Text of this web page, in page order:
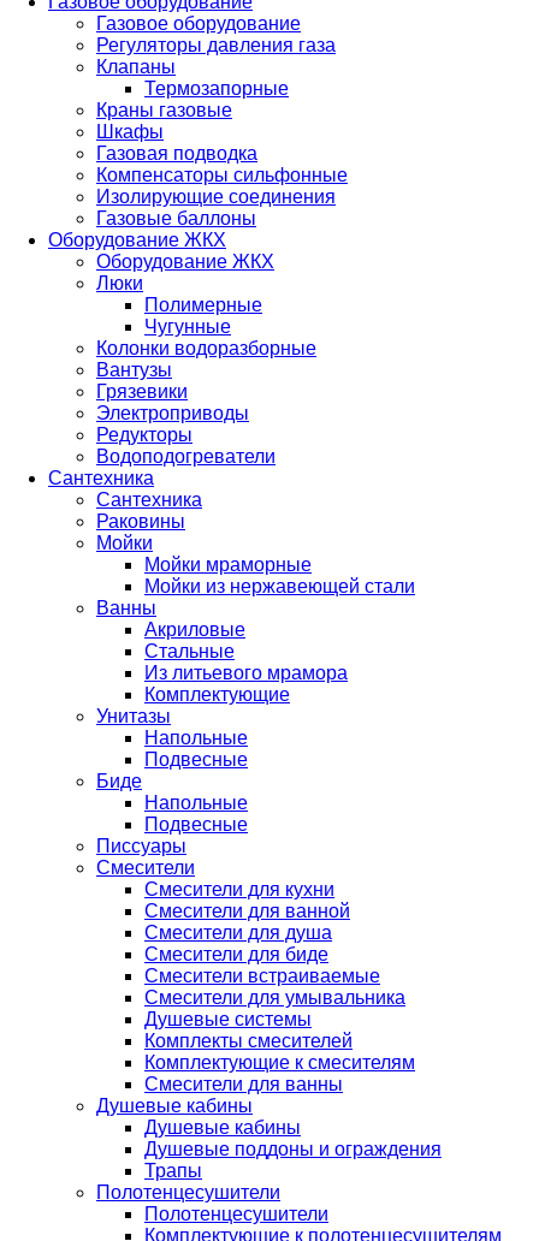
Газовое оборудование
Регуляторы давления газа
Клапаны
Термозапорные
Краны газовые
Шкафы
Газовая подводка
Компенсаторы сильфонные
Изолирующие соединения
Газовые баллоны
Оборудование ЖКХ
Оборудование ЖКХ
Люки
Полимерные
Чугунные
Колонки водоразборные
Вантузы
Грязевики
Электроприводы
Редукторы
Водоподогреватели
Сантехника
Сантехника
Раковины
Мойки
Мойки мраморные
Мойки из нержавеющей стали
Ванны
Акриловые
Стальные
Из литьевого мрамора
Комплектующие
Унитазы
Напольные
Подвесные
Биде
Напольные
Подвесные
Писсуары
Смесители
Смесители для кухни
Смесители для ванной
Смесители для душа
Смесители для биде
Смесители встраиваемые
Смесители для умывальника
Душевые системы
Комплекты смесителей
Комплектующие к смесителям
Смесители для ванны
Душевые кабины
Душевые кабины
Душевые поддоны и ограждения
Трапы
Полотенцесушители
Полотенцесушители
Комплектующие к полотенцесушителям